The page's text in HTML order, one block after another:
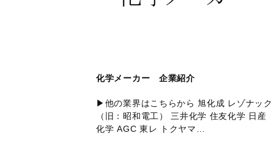
化学メーカー 企業紹介
▶他の業界はこちらから 旭化成 レゾナック
（旧：昭和電工） 三井化学 住友化学 日産
化学 AGC 東レ トクヤマ…